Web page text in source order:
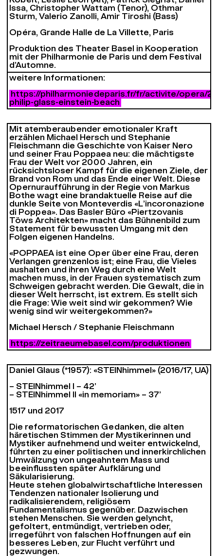
Issa, Christopher Wattam (Tenor), Othmar
Sturm, Valerio Zanolli, Amir Tiroshi (Bass)
Opéra, Grande Halle de La Villette, Paris
Produktion des Theater Basel in Kooperation
mit der Philharmonie de Paris und dem Festival
d’Automne.
weitere Informationen:
https://philharmoniedeparis.fr/fr/activite/opera/
philip-glass-einstein-beach
Mit atemberaubender emotionaler Kraft
erzählen Michael Hersch und Stephanie
Fleischmann die Geschichte von Kaiser Nero
und seiner Frau Poppaea neu: die mächtigste
Frau der Welt vor 2000 Jahren, ein
rücksichtsloser Kampf für die eigenen Ziele, der
Brand von Rom und das Ende einer Welt. Diese
Opernuraufführung in der Regie von Markus
Bothe wagt eine brandaktuelle Reise auf die
dunkle Seite von Monteverdis «L’incoronazione
di Poppea». Das Basler Büro «Piertzovanis
Töws Architekten» macht das Bühnenbild zum
Statement für bewussten Umgang mit den
Folgen eigenen Handelns.
«POPPAEA ist eine Oper über eine Frau, deren
Verlangen grenzenlos ist; eine Frau, die Vieles
aushalten und ihren Weg durch eine Welt
machen muss, in der Frauen systematisch zum
Schweigen gebracht werden. Die Gewalt, die in
dieser Welt herrscht, ist extrem. Es stellt sich
die Frage: Wie weit sind wir gekommen? Wie
wenig sind wir weitergekommen?»
Michael Hersch / Stephanie Fleischmann
https://zeitraeumebasel.com/produktionen
Daniel Glaus (*1957): «STEINhimmel» (2016/17, UA)
– STEINhimmel I – 42’
– STEINhimmel II «in memoriam» – 37’
1517 und 2017
Die reformatorischen Gedanken, die alten
häretischen Stimmen der Mystikerinnen und
Mystiker aufnehmend und weiter entwickelnd,
führten zu einer politischen und innerkirchlichen
Umwälzung von ungeahntem Mass und
beeinflussten später Aufklärung und
Säkularisierung.
Heute stehen globalwirtschaftliche Interessen
Tendenzen nationaler Isolierung und
radikalisierendem, religiösem
Fundamentalismus gegenüber. Dazwischen
stehen Menschen. Sie werden gelyncht,
gefoltert, entmündigt, vertrieben oder,
irregeführt von falschen Hoffnungen auf ein
besseres Leben, zur Flucht verführt und
gezwungen.